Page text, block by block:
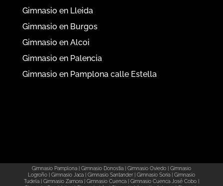
Gimnasio en Lleida
Gimnasio en Burgos
Gimnasio en Alcoi
Gimnasio en Palencia
Gimnasio en Pamplona calle Estella
Gimnasio Pamplona Gimnasio Donostia Gimnasio Oviedo
Gimnasio
Logroño
Gimnasio Jaca Gimnasio Santander| Gimnasio Soria
Gimnasio
Tudela
Gimnasio Zamora Gimnasio Cuenca Gimnasio Cuenca José Cobo